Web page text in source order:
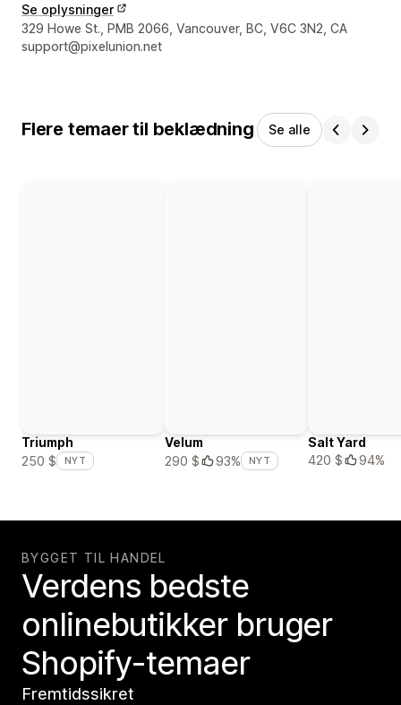
Se oplysninger
Se kontaktoplysninger
329 Howe St., PMB 2066, Vancouver, BC, V6C 3N2, CA
support@pixelunion.net
Flere temaer til beklædning Se alle
Triumph
250 $
NYT
Velum
290 $
93% NYT
Salt Yard
420 $
94%
BYGGET TIL HANDEL
Verdens bedste
onlinebutikker bruger
Shopify-temaer
Fremtidssikret